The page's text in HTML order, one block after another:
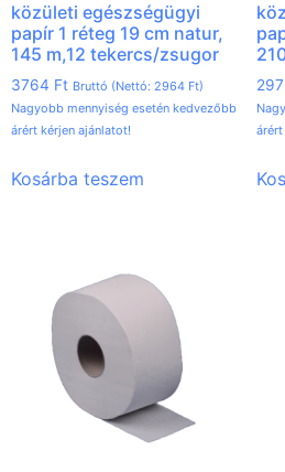
közületi egészségügyi
papír 1 réteg 19 cm natur,
145 m,12 tekercs/zsugor
3764 Ft Bruttó (Nettó: 2964 Ft)
Nagyobb mennyiség esetén kedvezőbb
árért kérjen ajánlatot!
Kosárba teszem